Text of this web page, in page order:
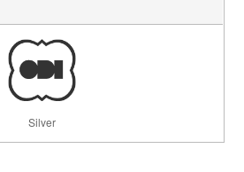
Silver